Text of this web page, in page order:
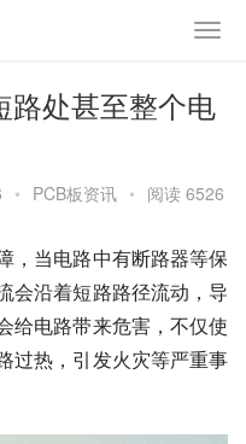
路处甚至整个电
• PCB板资讯 • 阅读 6526
，当电路中有断路器等保
会沿着短路路径流动，导
给电路带来危害，不仅使
过热，引发火灾等严重事